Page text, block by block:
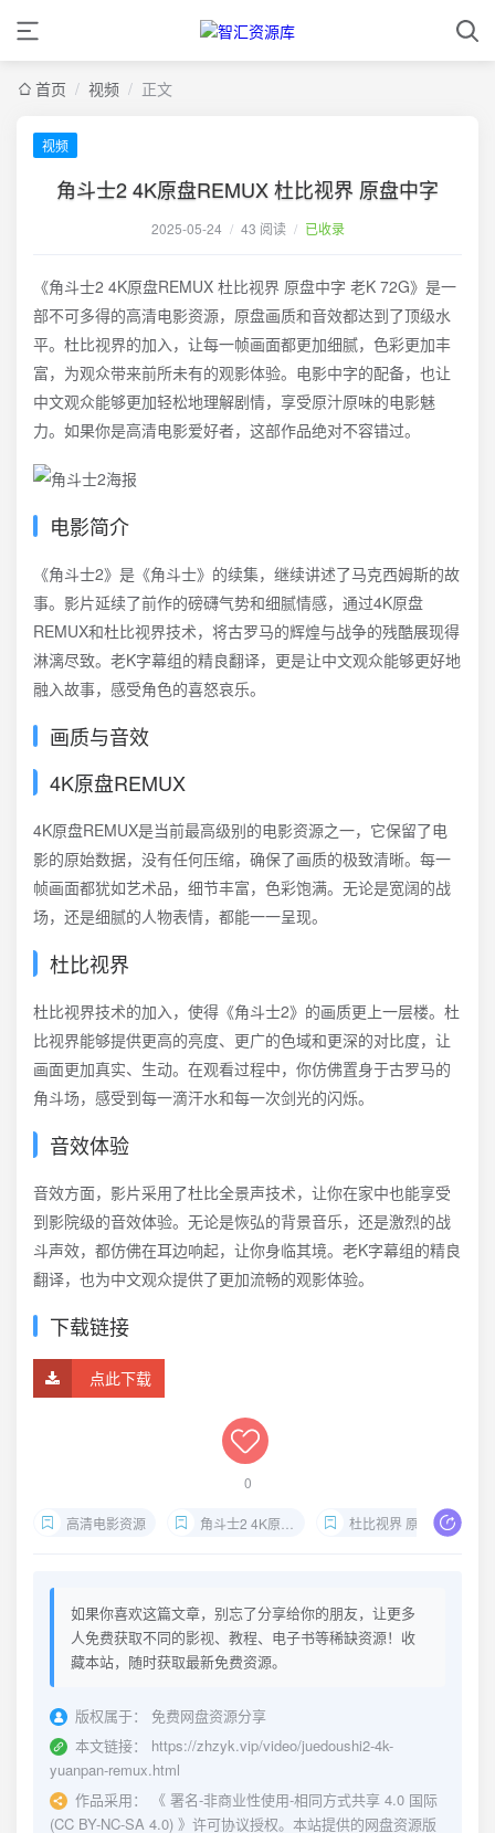
首页 / 视频 / 正文
视频
角斗士2 4K原盘REMUX 杜比视界 原盘中字
2025-05-24 / 43 阅读 / 已收录
《角斗士2 4K原盘REMUX 杜比视界 原盘中字 老K 72G》是一
部不可多得的高清电影资源，原盘画质和音效都达到了顶级水
平。杜比视界的加入，让每一帧画面都更加细腻，色彩更加丰
富，为观众带来前所未有的观影体验。电影中字的配备，也让
中文观众能够更加轻松地理解剧情，享受原汁原味的电影魅
力。如果你是高清电影爱好者，这部作品绝对不容错过。
电影简介
《角斗士2》是《角斗士》的续集，继续讲述了马克西姆斯的故
事。影片延续了前作的磅礴气势和细腻情感，通过4K原盘
REMUX和杜比视界技术，将古罗马的辉煌与战争的残酷展现得
淋漓尽致。老K字幕组的精良翻译，更是让中文观众能够更好地
融入故事，感受角色的喜怒哀乐。
画质与音效
4K原盘REMUX
4K原盘REMUX是当前最高级别的电影资源之一，它保留了电
影的原始数据，没有任何压缩，确保了画质的极致清晰。每一
帧画面都犹如艺术品，细节丰富，色彩饱满。无论是宽阔的战
场，还是细腻的人物表情，都能一一呈现。
杜比视界
杜比视界技术的加入，使得《角斗士2》的画质更上一层楼。杜
比视界能够提供更高的亮度、更广的色域和更深的对比度，让
画面更加真实、生动。在观看过程中，你仿佛置身于古罗马的
角斗场，感受到每一滴汗水和每一次剑光的闪烁。
音效体验
音效方面，影片采用了杜比全景声技术，让你在家中也能享受
到影院级的音效体验。无论是恢弘的背景音乐，还是激烈的战
斗声效，都仿佛在耳边响起，让你身临其境。老K字幕组的精良
翻译，也为中文观众提供了更加流畅的观影体验。
下载链接
点此下载
0
高清电影资源 角斗士2 4K原盘REMUX 杜比视界 原盘中字
如果你喜欢这篇文章，别忘了分享给你的朋友，让更多
人免费获取不同的影视、教程、电子书等稀缺资源！收
藏本站，随时获取最新免费资源。
版权属于：
免费网盘资源分享
本文链接：
https://zhzyk.vip/video/juedoushi2-4k-
yuanpan-remux.html
作品采用：
《 署名-非商业性使用-相同方式共享 4.0 国际
(CC BY-NC-SA 4.0) 》许可协议授权。本站提供的网盘资源版